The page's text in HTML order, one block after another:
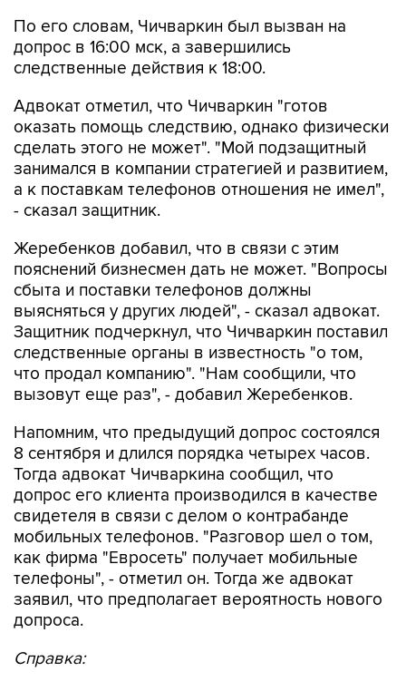
По его словам, Чичваркин был вызван на
допрос в 16:00 мск, а завершились
следственные действия к 18:00.
Адвокат отметил, что Чичваркин "готов
оказать помощь следствию, однако физически
сделать этого не может". "Мой подзащитный
занимался в компании стратегией и развитием,
а к поставкам телефонов отношения не имел",
- сказал защитник.
Жеребенков добавил, что в связи с этим
пояснений бизнесмен дать не может. "Вопросы
сбыта и поставки телефонов должны
выясняться у других людей", - сказал адвокат.
Защитник подчеркнул, что Чичваркин поставил
следственные органы в известность "о том,
что продал компанию". "Нам сообщили, что
вызовут еще раз", - добавил Жеребенков.
Напомним, что предыдущий допрос состоялся
8 сентября и длился порядка четырех часов.
Тогда адвокат Чичваркина сообщил, что
допрос его клиента производился в качестве
свидетеля в связи с делом о контрабанде
мобильных телефонов. "Разговор шел о том,
как фирма "Евросеть" получает мобильные
телефоны", - отметил он. Тогда же адвокат
заявил, что предполагает вероятность нового
допроса.
Справка: